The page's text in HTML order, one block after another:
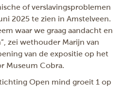
of verslavingsproblemen
2025 te zien in Amstelveen.
waar we graag aandacht en
zei wethouder Marijn van
van de expositie op het
Museum Cobra.
Open mind groeit 1 op